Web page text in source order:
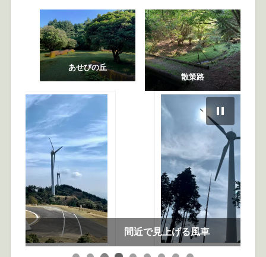
あせびの丘
散策路
間近で見上げる風車